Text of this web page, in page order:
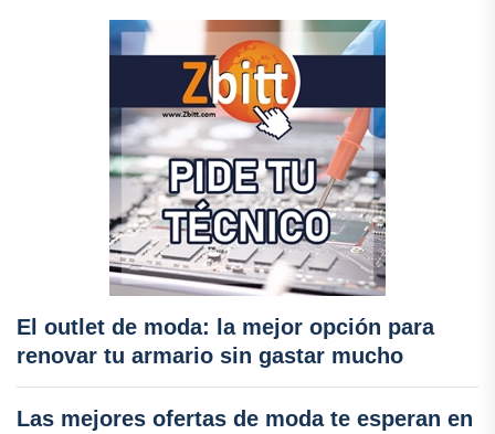
El outlet de moda: la mejor opción para
renovar tu armario sin gastar mucho
Las mejores ofertas de moda te esperan en